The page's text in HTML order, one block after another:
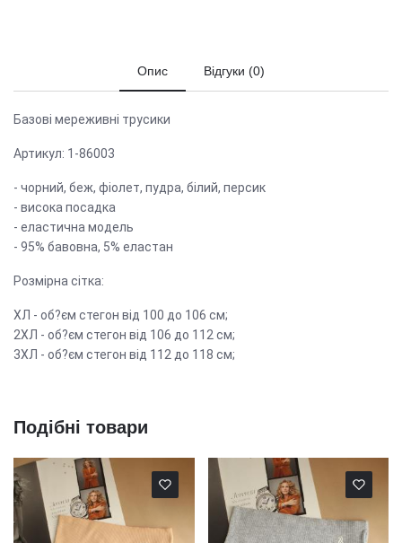
Опис Відгуки (0)
Базові мереживні трусики
Артикул: 1-86003
- чорний, беж, фіолет, пудра, білий, персик
- висока посадка
- еластична модель
- 95% бавовна, 5% еластан
Розмірна сітка:
ХЛ - об?єм стегон від 100 до 106 см;
2ХЛ - об?єм стегон від 106 до 112 см;
3ХЛ - об?єм стегон від 112 до 118 см;
Подібні товари